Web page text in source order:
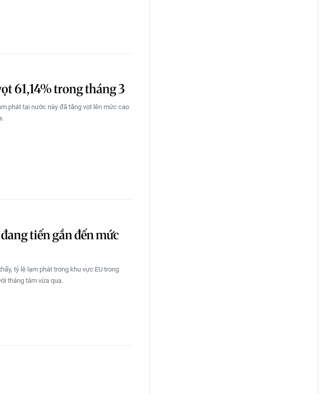
61,14% trong tháng 3
phát tại nước này đã tăng vọt lên mức cao
tiến gần đến mức
tỷ lệ lạm phát trong khu vực EU trong
tháng tám vừa qua.